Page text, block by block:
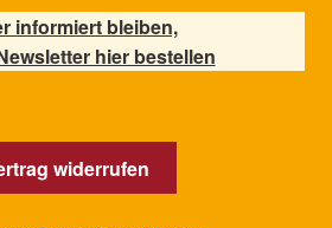
informiert bleiben,
hier bestellen
widerrufen